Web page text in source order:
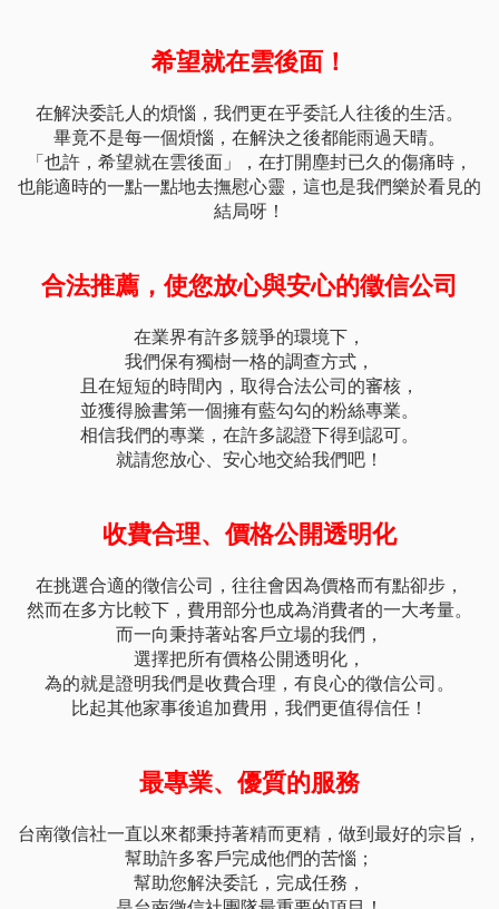
希望就在雲後面！
在解決委託人的煩惱，我們更在乎委託人往後的生活。
畢竟不是每一個煩惱，在解決之後都能雨過天晴。
「也許，希望就在雲後面」，在打開塵封已久的傷痛時，
也能適時的一點一點地去撫慰心靈，這也是我們樂於看見的
結局呀！
合法推薦，使您放心與安心的徵信公司
在業界有許多競爭的環境下，
我們保有獨樹一格的調查方式，
且在短短的時間內，取得合法公司的審核，
並獲得臉書第一個擁有藍勾勾的粉絲專業。
相信我們的專業，在許多認證下得到認可。
就請您放心、安心地交給我們吧！
收費合理、價格公開透明化
在挑選合適的徵信公司，往往會因為價格而有點卻步，
然而在多方比較下，費用部分也成為消費者的一大考量。
而一向秉持著站客戶立場的我們，
選擇把所有價格公開透明化，
為的就是證明我們是收費合理，有良心的徵信公司。
比起其他家事後追加費用，我們更值得信任！
最專業、優質的服務
台南徵信社一直以來都秉持著精而更精，做到最好的宗旨，
幫助許多客戶完成他們的苦惱；
幫助您解決委託，完成任務，